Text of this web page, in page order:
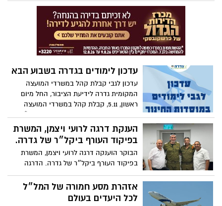
שבחברה הישראלית, זו שכולנו מייחלים לחיות
בה. צפו בווידאו של המכסה הניידת שמגיעה
לחזית על גבי משאית ומכבסת, מייבשת
ואפילו מגהצת את המדים לחיילי צה"ל. קבלו
את משאית הכביסה בחזית.
עדכון לימודים בגדרה בשבוע הבא
עדכון לגבי קבלת קהל במשרדי המועצה
המקומית גדרה לידיעת הציבור, החל מיום
ראשון, 5.11, קבלת קהל במשרדי המועצה
המקומית גדרה (כולל ספרייה) תתקיים *בימי
שני בין השעות 8:30-15:30*. שימו לב-
במחלקת הגבייה ובמינהל ההנדסה תתקיים
קבלת קהל על פי המפורט:
הענקת דרגה לרועי ויצמן, המשרת
בפיקוד העורף ביקל״ר של גדרה.
הבוקר הוענקה דרגה לרועי ויצמן, המשרת
בפיקוד העורף ביקל״ר של גדרה. הדרגה
הוענקה בישיבת הערכת המצב שהתקיימה
הבוקר בחמ״ל על ידי ראש המועצה יואל
גמליאל ורס"ן אליאסף שאער, סגן מפקד
אזהרת מסע חמורה של המל״ל
לכל היעדים בעולם